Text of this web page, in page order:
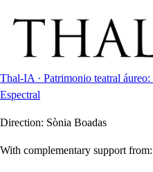
Thal-IA · Patrimonio teatral
Espectral
Direction: Sònia Boadas
With complementary support from: